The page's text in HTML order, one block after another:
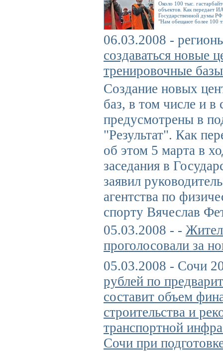
Около 100 тыс.
объектов. Как передает
Государственной думы
"Нам обещают более 100
06.03.2008 -
создаваться новые
тренировочные
Создание новых
баз, в том числе и в
предусмотрены в
"Результат". Как
об этом 5 марта в
заседания в
заявил
агентства по
спорту Вячеслав
05.03.2008 - -
проголосовали за
05.03.2008 - Сочи
рублей по
составит объем
строительства и
транспортной
Сочи при